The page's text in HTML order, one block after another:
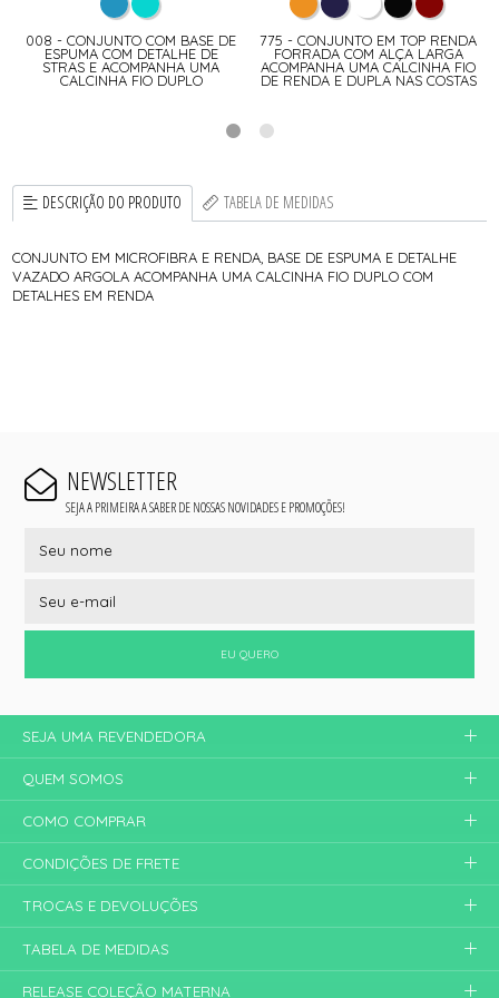
008 - CONJUNTO COM BASE DE
ESPUMA COM DETALHE DE
STRAS E ACOMPANHA UMA
CALCINHA FIO DUPLO
775 - CONJUNTO EM TOP RENDA
FORRADA COM ALÇA LARGA
ACOMPANHA UMA CALCINHA FIO
DE RENDA E DUPLA NAS COSTAS
DESCRIÇÃO DO PRODUTO TABELA DE MEDIDAS
CONJUNTO EM MICROFIBRA E RENDA, BASE DE ESPUMA E DETALHE
VAZADO ARGOLA ACOMPANHA UMA CALCINHA FIO DUPLO COM
DETALHES EM RENDA
NEWSLETTER
SEJA A PRIMEIRA A SABER DE NOSSAS NOVIDADES E PROMOÇÕES!
EU QUERO
SEJA UMA REVENDEDORA
QUEM SOMOS
COMO COMPRAR
CONDIÇÕES DE FRETE
TROCAS E DEVOLUÇÕES
TABELA DE MEDIDAS
RELEASE COLEÇÃO MATERNA